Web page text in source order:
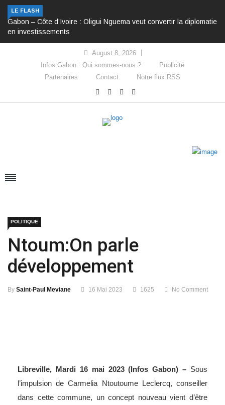
LE FLASH
Gabon – Côte d’Ivoire : Oligui Nguema veut convertir la diplomatie
en investissements
August 8, 2026
Infos Gabon : Qui sommes-nous ?
Publicité
Partenaires
Contact Notre flux RSS
POLITIQUE
Ntoum:On parle
développement
By Saint-Paul Meviane 16 Mai 2023 1625 No Comment
Libreville, Mardi 16 mai 2023 (Infos Gabon) – Sous
l’impulsion de Carmelia Ntoutoume Leclercq, conseiller
dans cette commune, un concept nouveau vient d’être